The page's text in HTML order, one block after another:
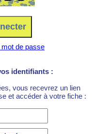
de passe
identifiants :
vous recevrez un lien
et accéder à votre fiche :